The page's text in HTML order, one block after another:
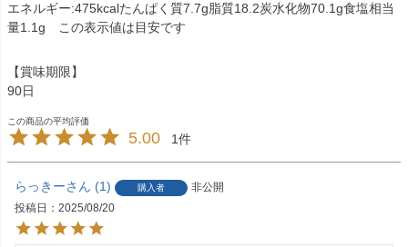
エネルギー:475kcalたんぱく質7.7g脂質18.2炭水化物70.1g食塩相当
量1.1g この表示値は目安です
【賞味期限】
90日
5.00 1
らっきー 1 購入者
非公開
投稿日
2025/08/20